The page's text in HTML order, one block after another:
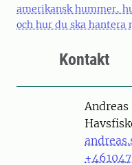
amerikansk hummer,
och hur du ska hantera
Kontakt
Person